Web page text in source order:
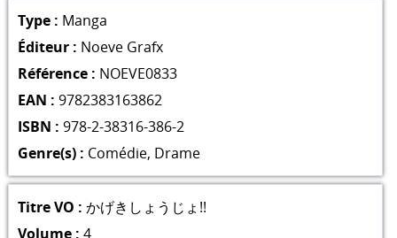
Type : Manga
Éditeur : Noeve Grafx
Référence : NOEVE0833
EAN : 9782383163862
ISBN : 978-2-38316-386-2
Genre(s) : Comédie, Drame
Titre VO : かげきしょうじょ!!
Volume : 4